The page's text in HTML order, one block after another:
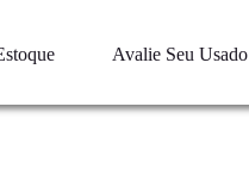
Avalie Seu Usado